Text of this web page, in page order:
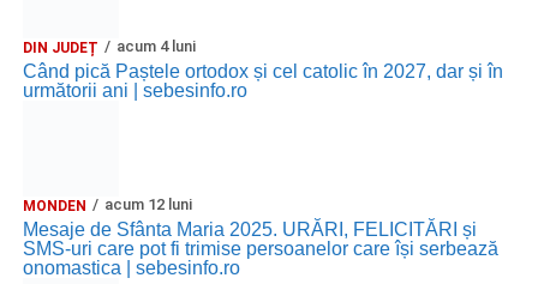
DIN JUDEȚ acum 4 luni
Când pică Paștele ortodox și cel catolic în 2027, dar și în
următorii ani | sebesinfo.ro
MONDEN acum 12 luni
Mesaje de Sfânta Maria 2025. URĂRI, FELICITĂRI și
SMS-uri care pot fi trimise persoanelor care își serbează
onomastica | sebesinfo.ro